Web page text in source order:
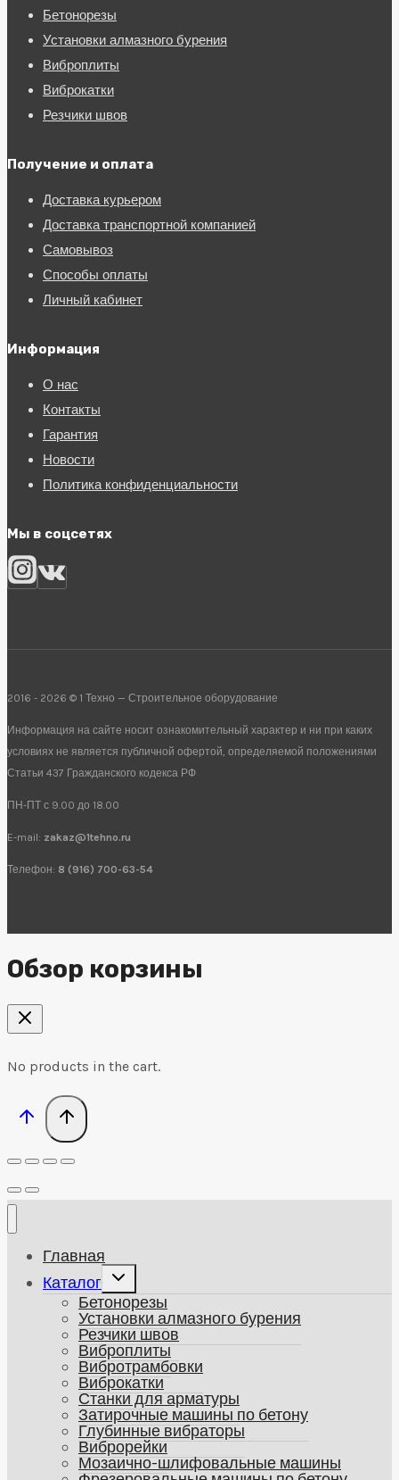
Бетонорезы
Установки алмазного бурения
Виброплиты
Виброкатки
Резчики швов
Получение и оплата
Доставка курьером
Доставка транспортной компанией
Самовывоз
Способы оплаты
Личный кабинет
Информация
О нас
Контакты
Гарантия
Новости
Политика конфиденциальности
Мы в соцсетях
2016 - 2026 © 1 Техно — Строительное оборудование
Информация на сайте носит ознакомительный характер и ни при каких
условиях не является публичной офертой, определяемой положениями
Статьи 437 Гражданского кодекса РФ
ПН-ПТ с 9.00 до 18.00
E-mail: zakaz@1tehno.ru
Телефон: 8 (916) 700-63-54
Обзор корзины
No products in the cart.
Главная
Каталог
Развернуть
дочернее
меню
Бетонорезы
Установки алмазного бурения
Резчики швов
Виброплиты
Вибротрамбовки
Виброкатки
Станки для арматуры
Затирочные машины по бетону
Глубинные вибраторы
Виброрейки
Мозаично-шлифовальные машины